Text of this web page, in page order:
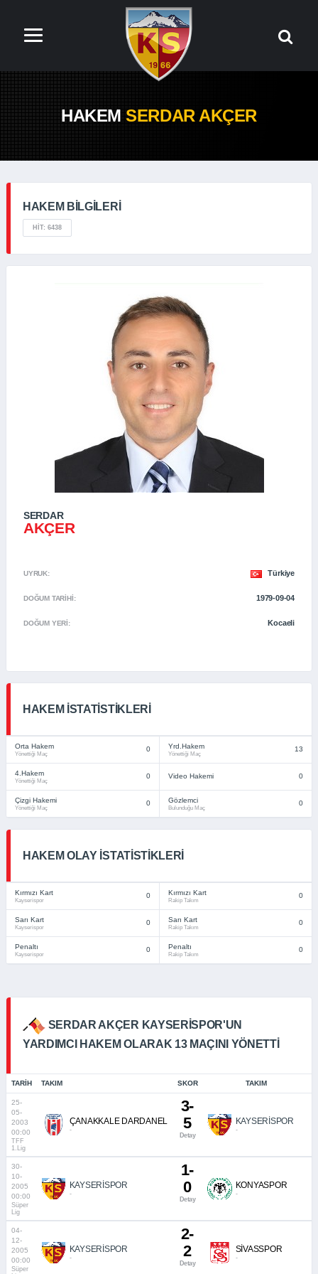
HAKEM SERDAR AKÇER
HAKEM BILGILERI
HIT: 6438
SERDAR
AKÇER
UYRUK: Türkiye
DOĞUM TARIHI: 1979-09-04
DOĞUM YERI: Kocaeli
HAKEM İSTATISTIKLERI
Orta Hakem
Yönettiği Maç
0 Yrd.Hakem
Yönettiği Maç
13
4.Hakem
Yönettiği Maç
0 Video Hakemi 0
Çizgi Hakemi
Yönettiği Maç
0 Gözlemci
Bulunduğu Maç
0
HAKEM OLAY İSTATISTIKLERI
Kırmızı Kart
Kayserispor
0 Kırmızı Kart
Rakip Takım
0
Sarı Kart
Kayserispor
0 Sarı Kart
Rakip Takım
0
Penaltı
Kayserispor
0 Penaltı
Rakip Takım
0
SERDAR AKÇER KAYSERISPOR'UN
YARDIMCI HAKEM OLARAK 13 MAÇINI YÖNETTI
TARIH TAKIM SKOR TAKIM
25-
05-
2003
00:00
TFF
1.Lig
ÇANAKKALE DARDANEL
-
3-
5
Detay
KAYSERİSPOR
-
30-
10-
2005
00:00
Süper
Lig
KAYSERİSPOR
-
1-
0
Detay
KONYASPOR
-
04-
12-
2005
00:00
Süper
KAYSERİSPOR
-
2-
2
Detay
SİVASSPOR
-